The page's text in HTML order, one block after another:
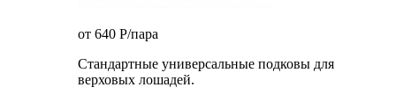
от 640 P/пара
Стандартные универсальные подковы для
верховых лошадей.